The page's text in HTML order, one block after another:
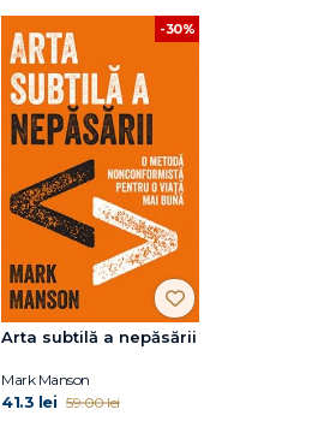
-30%
Arta subtilă a nepăsării
Mark Manson
41.3 lei 59.00 lei